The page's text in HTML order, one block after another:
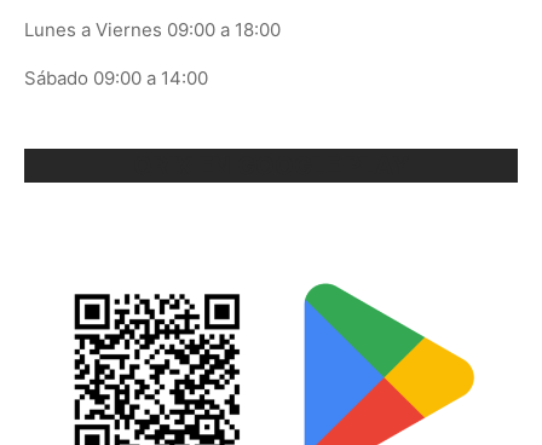
Lunes a Viernes 09:00 a 18:00
Sábado 09:00 a 14:00